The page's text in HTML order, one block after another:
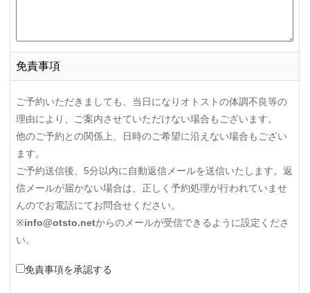
免責事項
ご予約いただきましても、当日になりオトストの体調不良等の
理由により、ご案内させていただけない場合もございます。
他のご予約との関係上、日時のご希望に沿えない場合もござい
ます。
ご予約送信後、5分以内に自動返信メールを送信いたします。返
信メールが届かない場合は、正しく予約処理が行われていませ
んのでお電話にてお問合せください。
※info@otsto.netからのメールが受信できるように設定くださ
い。
免責事項を承認する